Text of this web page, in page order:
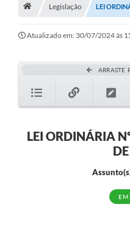
A História
Galeria de Fotos
Legislação LEI
Atualizado em: 30/07/2024 às
ARRASTE
LEI ORDINÁRIA